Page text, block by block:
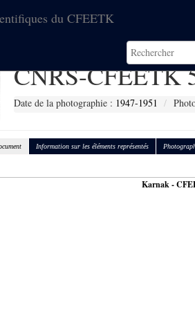
du CFEETK
CNRS-CFEETK
Date de la photographie : 1947-1951
Information sur les éléments représentés